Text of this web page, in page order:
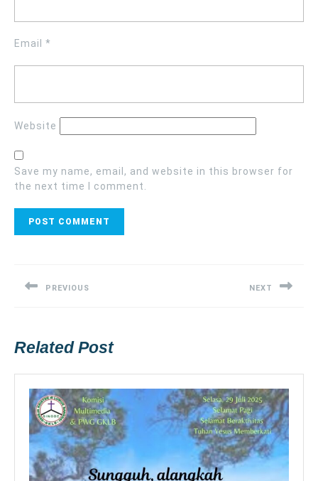
Email *
Website
Save my name, email, and website in this browser for
the next time I comment.
PREVIOUS NEXT
Related Post